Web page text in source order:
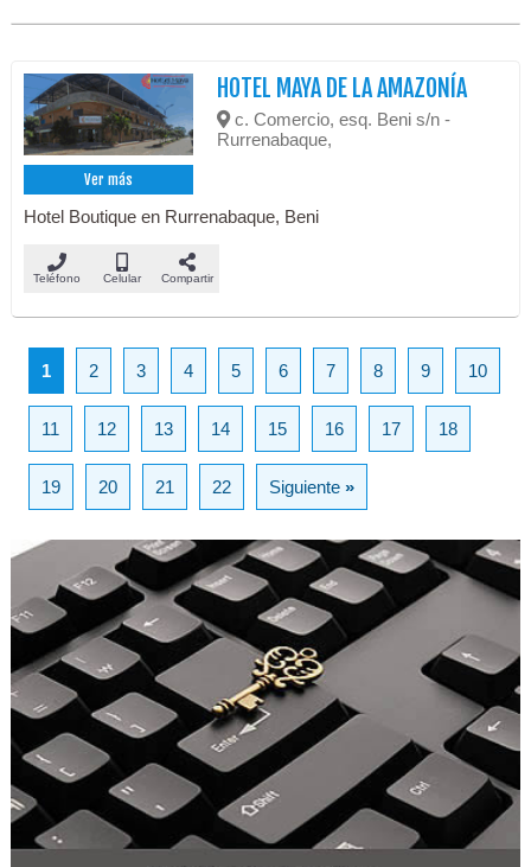
Ver más
HOTEL MAYA DE LA AMAZONÍA
c. Comercio, esq. Beni s/n -
Rurrenabaque,
Hotel Boutique en Rurrenabaque, Beni
Teléfono Celular Compartir
1 2 3 4 5 6 7 8 9 10
11 12 13 14 15 16 17 18
19 20 21 22 Siguiente»